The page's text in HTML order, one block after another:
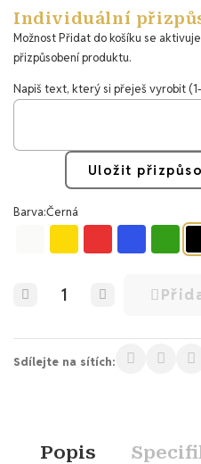
Individuální
Možnost Přidat do košíku se
přizpůsobení produktu.
Napiš text, který si přeješ vyrobit
Uložit
BarvaČerná
Sdílejte na sítích:
Popis